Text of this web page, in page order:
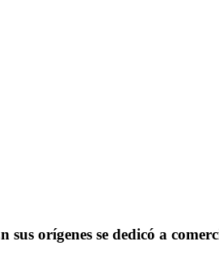
sus orígenes se dedicó a